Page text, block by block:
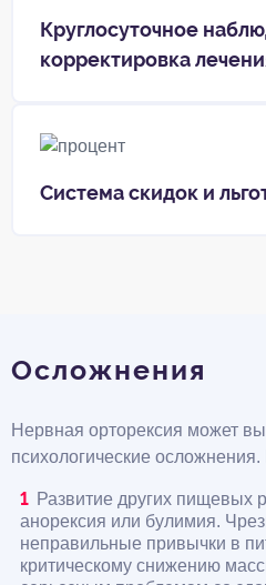
Круглосуточное
корректировка
Система скидок и
Осложнения
Нервная орторексия может
психологические
Развитие других пищевых
анорексия или булимия.
неправильные привычки в
критическому снижению